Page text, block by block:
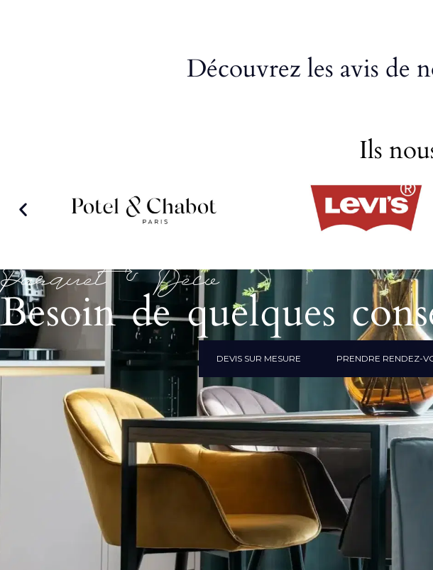
Découvrez les avis de
Ils
Parquet & Déco
Besoin de quelques
DEVIS SUR MESURE PRENDRE RENDEZ-